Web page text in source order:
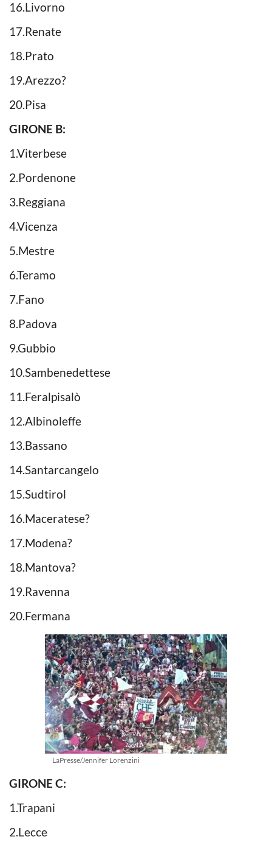
16.Livorno
17.Renate
18.Prato
19.Arezzo?
20.Pisa
GIRONE B:
1.Viterbese
2.Pordenone
3.Reggiana
4.Vicenza
5.Mestre
6.Teramo
7.Fano
8.Padova
9.Gubbio
10.Sambenedettese
11.Feralpisalò
12.Albinoleffe
13.Bassano
14.Santarcangelo
15.Sudtirol
16.Maceratese?
17.Modena?
18.Mantova?
19.Ravenna
20.Fermana
LaPresse/Jennifer Lorenzini
GIRONE C:
1.Trapani
2.Lecce